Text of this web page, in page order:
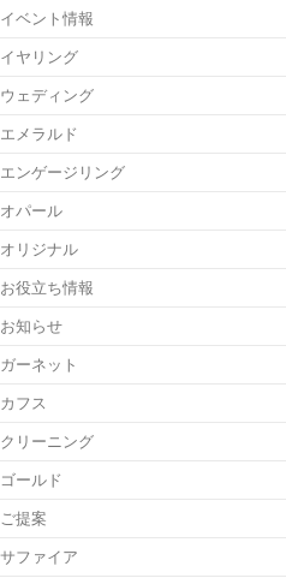
イベント情報
イヤリング
ウェディング
エメラルド
エンゲージリング
オパール
オリジナル
お役立ち情報
お知らせ
ガーネット
カフス
クリーニング
ゴールド
ご提案
サファイア